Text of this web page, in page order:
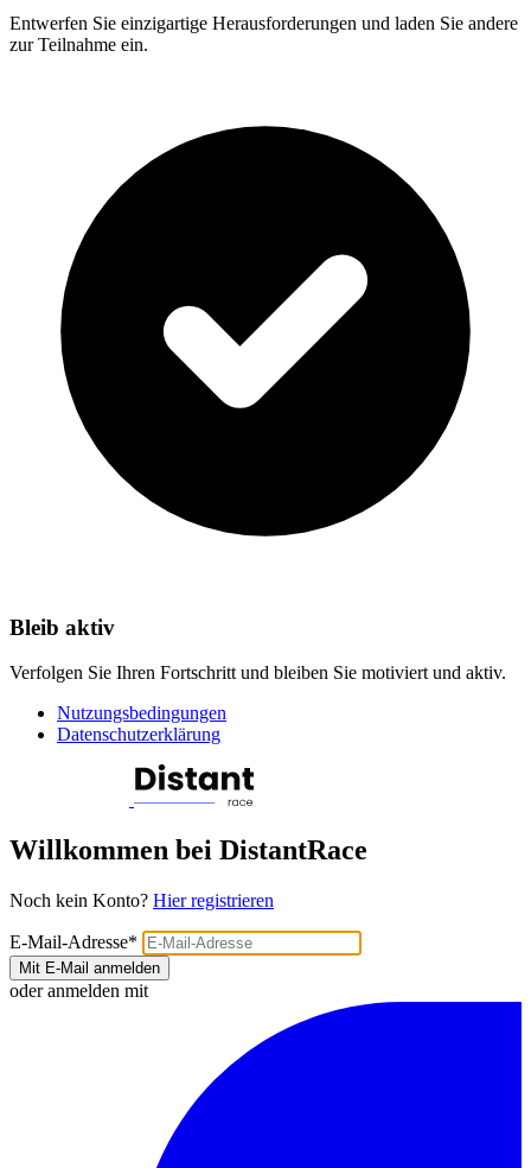
Entwerfen Sie einzigartige Herausforderungen und laden Sie andere
zur Teilnahme ein.
Bleib aktiv
Verfolgen Sie Ihren Fortschritt und bleiben Sie motiviert und aktiv.
Nutzungsbedingungen
Datenschutzerklärung
Willkommen bei DistantRace
Noch kein Konto? Hier registrieren
E-Mail-Adresse*
Mit E-Mail anmelden
oder anmelden mit